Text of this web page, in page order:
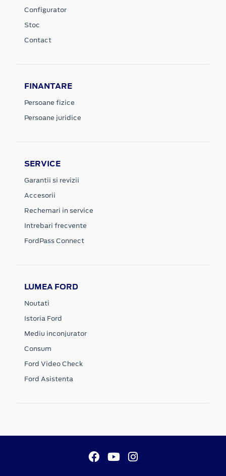
Configurator
Stoc
Contact
FINANTARE
Persoane fizice
Persoane juridice
SERVICE
Garantii si revizii
Accesorii
Rechemari in service
Intrebari frecvente
FordPass Connect
LUMEA FORD
Noutati
Istoria Ford
Mediu inconjurator
Consum
Ford Video Check
Ford Asistenta